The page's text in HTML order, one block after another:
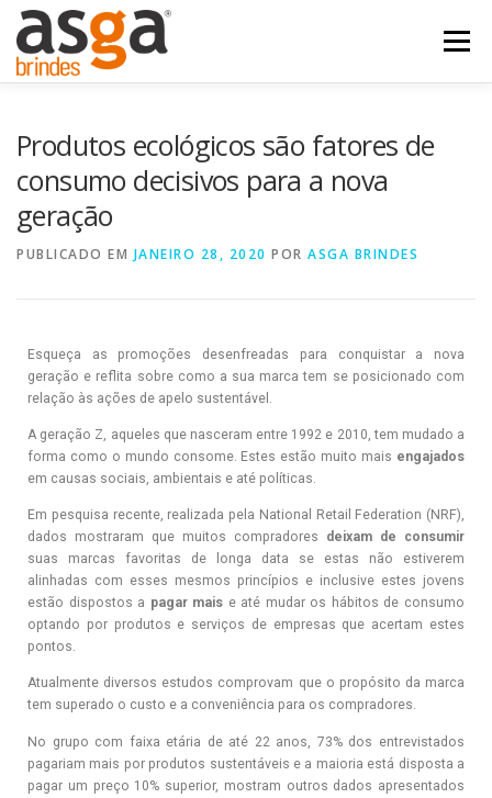
Menu
FALE COM A ASGA
Produtos ecológicos são fatores de
consumo decisivos para a nova
geração
PUBLICADO EM JANEIRO 28, 2020 POR ASGA BRINDES
Esqueça as promoções desenfreadas para conquistar a nova
geração e reflita sobre como a sua marca tem se posicionado com
relação às ações de apelo sustentável.
A geração Z, aqueles que nasceram entre 1992 e 2010, tem mudado a
forma como o mundo consome. Estes estão muito mais engajados
em causas sociais, ambientais e até políticas.
Em pesquisa recente, realizada pela National Retail Federation (NRF),
dados mostraram que muitos compradores deixam de consumir
suas marcas favoritas de longa data se estas não estiverem
alinhadas com esses mesmos princípios e inclusive estes jovens
estão dispostos a pagar mais e até mudar os hábitos de consumo
optando por produtos e serviços de empresas que acertam estes
pontos.
Atualmente diversos estudos comprovam que o propósito da marca
tem superado o custo e a conveniência para os compradores.
No grupo com faixa etária de até 22 anos, 73% dos entrevistados
pagariam mais por produtos sustentáveis e a maioria está disposta a
pagar um preço 10% superior, mostram outros dados apresentados